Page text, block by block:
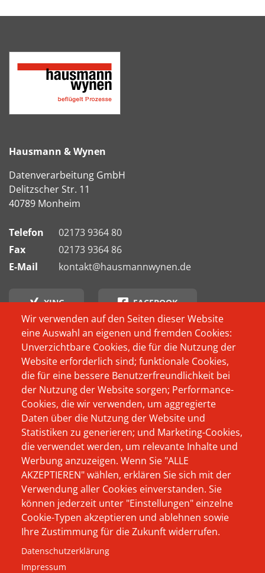
Wir verwenden auf den Seiten dieser Website
eine Auswahl an eigenen und fremden Cookies:
Unverzichtbare Cookies, die für die Nutzung der
Website erforderlich sind; funktionale Cookies,
die für eine bessere Benutzerfreundlichkeit bei
der Nutzung der Website sorgen; Performance-
Cookies, die wir verwenden, um aggregierte
Daten über die Nutzung der Website und
Statistiken zu generieren; und Marketing-Cookies,
die verwendet werden, um relevante Inhalte und
Werbung anzuzeigen. Wenn Sie "ALLE
AKZEPTIEREN" wählen, erklären Sie sich mit der
Verwendung aller Cookies einverstanden. Sie
können jederzeit unter "Einstellungen" einzelne
Cookie-Typen akzeptieren und ablehnen sowie
Ihre Zustimmung für die Zukunft widerrufen.
Datenschutzerklärung
Impressum
Hausmann & Wynen
Datenverarbeitung GmbH
Delitzscher Str. 11
40789 Monheim
Telefon
02173 9364 80
Fax
02173 9364 86
E-Mail
kontakt@hausmannwynen.de
XING FACEBOOK
INSTAGRAM
Footer
Menü
Produkte
Das Unternehmen
Beratung
Aktuelles
Karriere
Kontakt
Impressum
Datenschutz
AGB
Wer schon immer
wissen wollte, wer
oder was sich
eigentlich hinter
Hausmann Wynen
verbirgt, und warum
wir als Softwarehaus
von und für Elektro-
und
Haustechnikbetriebe